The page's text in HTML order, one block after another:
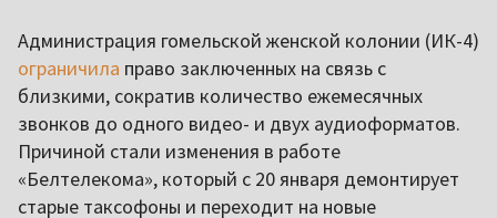
Администрация гомельской женской колонии (ИК-4)
ограничила право заключенных на связь с
близкими, сократив количество ежемесячных
звонков до одного видео- и двух аудиоформатов.
Причиной стали изменения в работе
«Белтелекома», который с 20 января демонтирует
старые таксофоны и переходит на новые